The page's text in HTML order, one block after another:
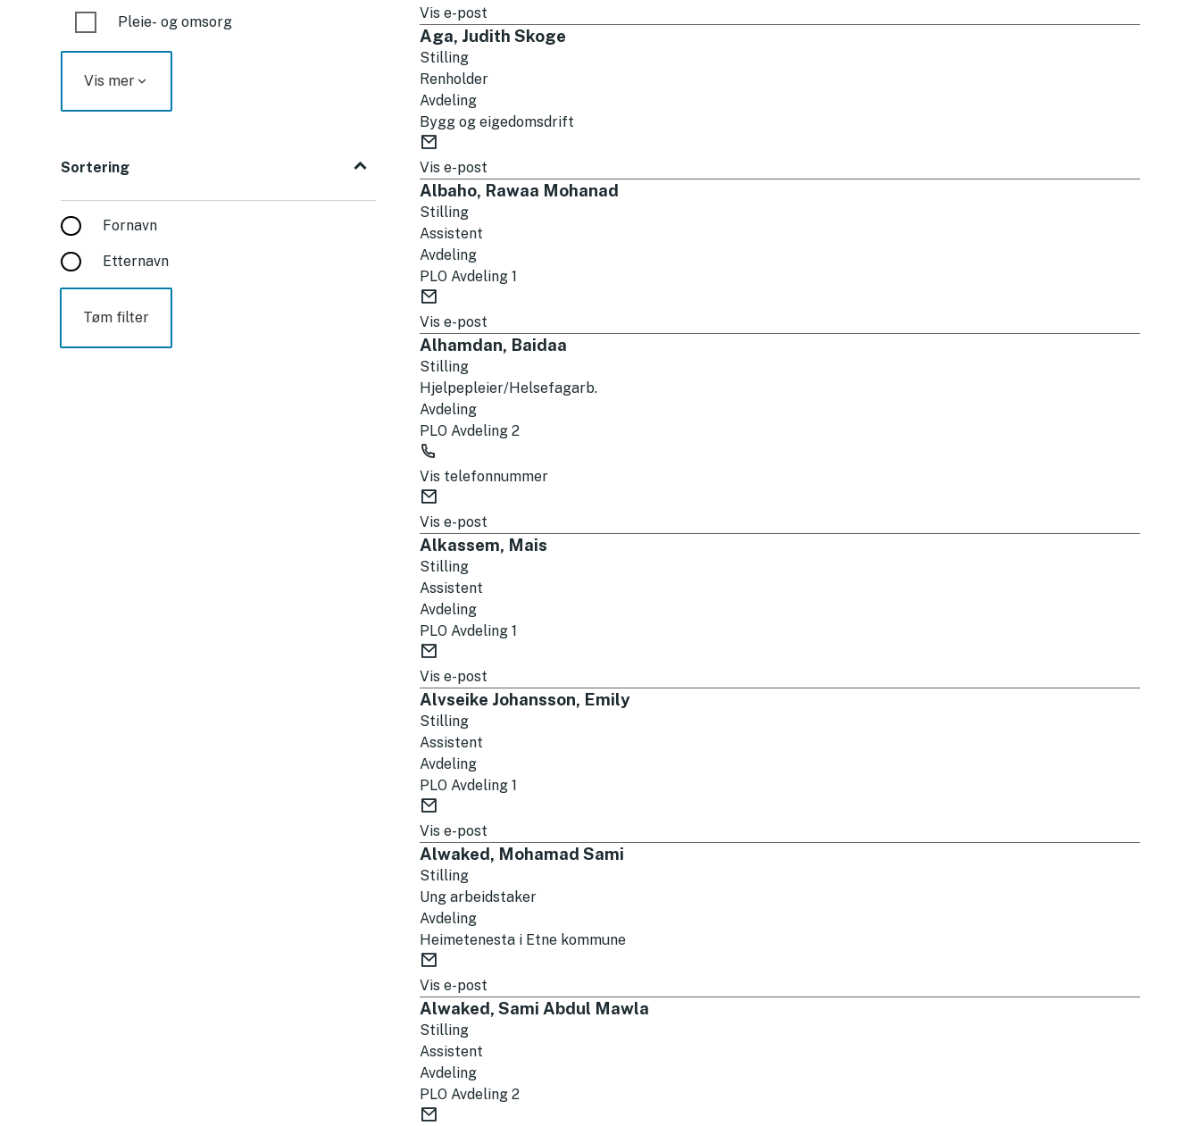
Pleie- og omsorg
Vis mer
Sortering
Fornavn
Etternavn
Tøm filter
-
p
o
s
t
Vis e-post
Aga, Judith Skoge
Stilling
Renholder
Avdeling
Bygg og eigedomsdrift
-
p
o
s
t
Vis e-post
Albaho, Rawaa Mohanad
Stilling
Assistent
Avdeling
PLO Avdeling 1
-
p
o
s
t
Vis e-post
Alhamdan, Baidaa
Stilling
Hjelpepleier/Helsefagarb.
Avdeling
PLO Avdeling 2
e
e
f
o
n
Vis telefonnummer
-
p
o
s
t
Vis e-post
Alkassem, Mais
Stilling
Assistent
Avdeling
PLO Avdeling 1
-
p
o
s
t
Vis e-post
Alvseike Johansson, Emily
Stilling
Assistent
Avdeling
PLO Avdeling 1
-
p
o
s
t
Vis e-post
Alwaked, Mohamad Sami
Stilling
Ung arbeidstaker
Avdeling
Heimetenesta i Etne kommune
-
p
o
s
t
Vis e-post
Alwaked, Sami Abdul Mawla
Stilling
Assistent
Avdeling
PLO Avdeling 2